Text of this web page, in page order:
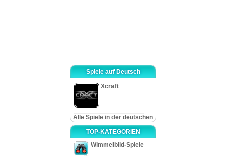
Spiele auf Deutsch
Xcraft
Alle Spiele in der deutschen
TOP-KATEGORIEN
Wimmelbild-Spiele